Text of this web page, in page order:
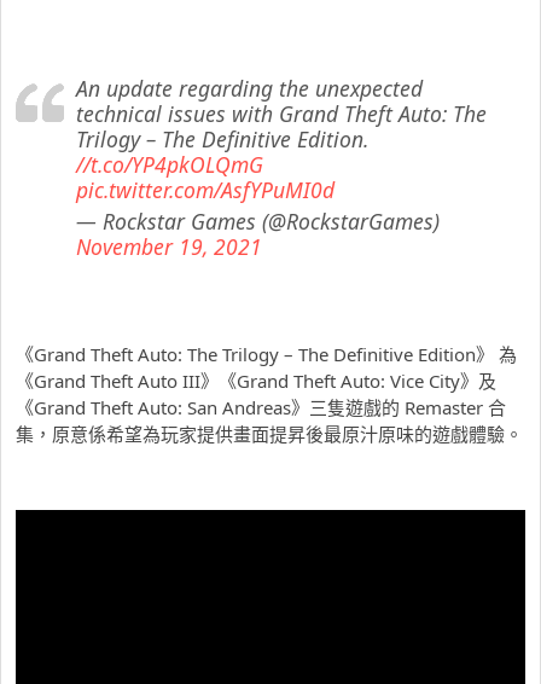
An update regarding the unexpected
technical issues with Grand Theft Auto: The
Trilogy – The Definitive Edition.
//t.co/YP4pkOLQmG
pic.twitter.com/AsfYPuMI0d
— Rockstar Games (@RockstarGames)
November 19, 2021
《Grand Theft Auto: The Trilogy – The Definitive Edition》 為
《Grand Theft Auto III》《Grand Theft Auto: Vice City》及
《Grand Theft Auto: San Andreas》三隻遊戲的 Remaster 合
集，原意係希望為玩家提供畫面提昇後最原汁原味的遊戲體驗。